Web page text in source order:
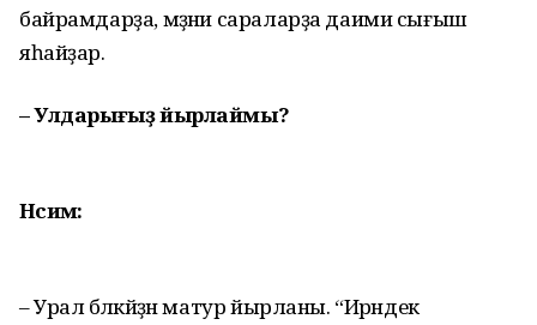
байрамдарҙа, мәҙәни сараларҙа даими сығыш
яһай­ҙар.
– Улдарығыҙ йырлаймы?
Нәсимә:
– Урал бәләкәйҙән матур йырланы. “Ирәндек